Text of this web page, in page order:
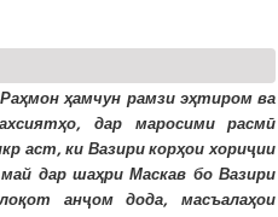
ҳамчун рамзи эҳтиром ва
дар маросими расмӣ
аст, ки Вазири корҳои хориҷии
дар шаҳри Маскав бо Вазири
анҷом дода, масъалаҳои